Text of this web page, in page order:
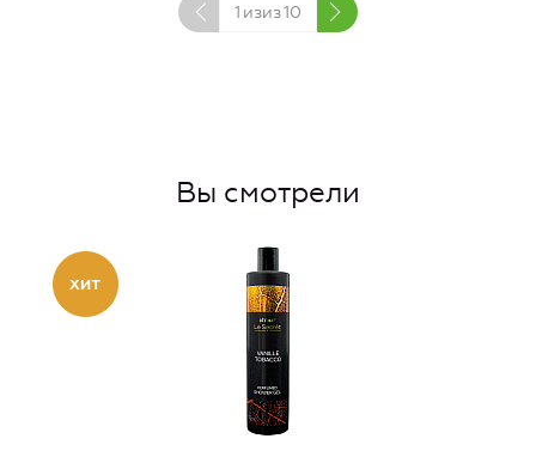
1 изиз10
Вы смотрели